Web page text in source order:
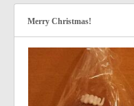
Merry Christmas!